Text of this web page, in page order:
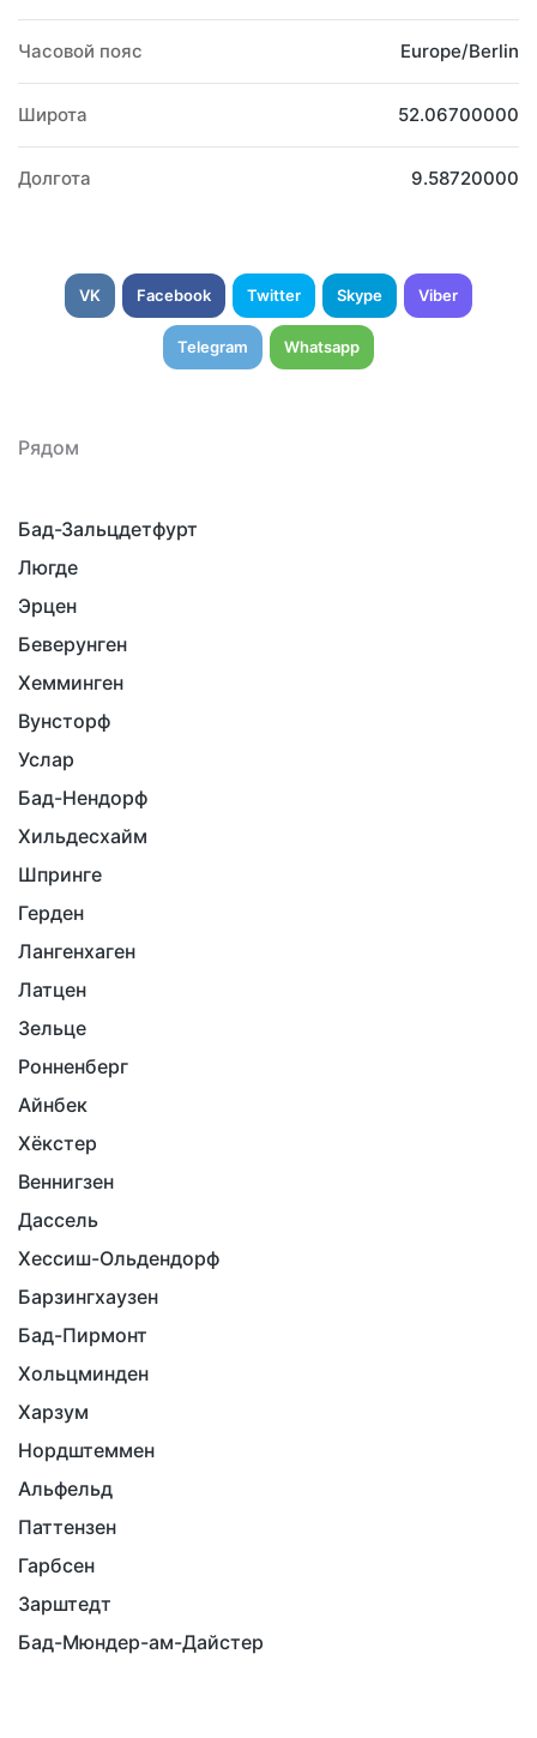
Часовой пояс Europe/Berlin
Широта 52.06700000
Долгота 9.58720000
VK Facebook Twitter Skype Viber
Telegram Whatsapp
Рядом
Бад-Зальцдетфурт
Люгде
Эрцен
Беверунген
Хемминген
Вунсторф
Услар
Бад-Нендорф
Хильдесхайм
Шпринге
Герден
Лангенхаген
Латцен
Зельце
Ронненберг
Айнбек
Хёкстер
Веннигзен
Дассель
Хессиш-Ольдендорф
Барзингхаузен
Бад-Пирмонт
Хольцминден
Харзум
Нордштеммен
Альфельд
Паттензен
Гарбсен
Зарштедт
Бад-Мюндер-ам-Дайстер